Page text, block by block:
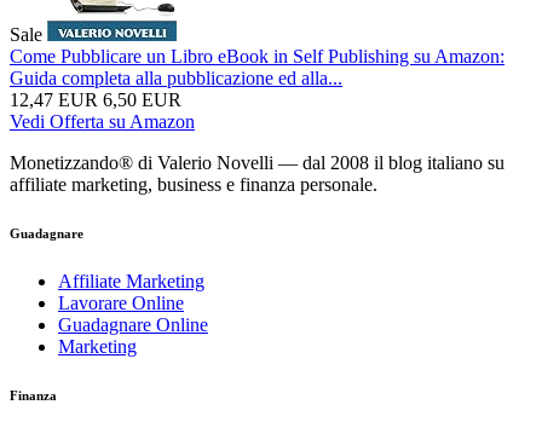
Sale
Come Pubblicare un Libro eBook in Self Publishing su Amazon:
Guida completa alla pubblicazione ed alla...
12,47 EUR 6,50 EUR
Vedi Offerta su Amazon
Monetizzando® di Valerio Novelli — dal 2008 il blog italiano su
affiliate marketing, business e finanza personale.
Guadagnare
Affiliate Marketing
Lavorare Online
Guadagnare Online
Marketing
Finanza